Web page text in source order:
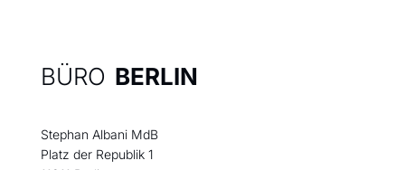
BÜRO BERLIN
Stephan Albani MdB
Platz der Republik 1